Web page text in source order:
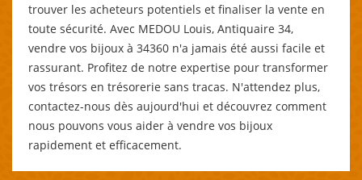
trouver les acheteurs potentiels et finaliser la vente en
toute sécurité. Avec MEDOU Louis, Antiquaire 34,
vendre vos bijoux à 34360 n'a jamais été aussi facile et
rassurant. Profitez de notre expertise pour transformer
vos trésors en trésorerie sans tracas. N'attendez plus,
contactez-nous dès aujourd'hui et découvrez comment
nous pouvons vous aider à vendre vos bijoux
rapidement et efficacement.